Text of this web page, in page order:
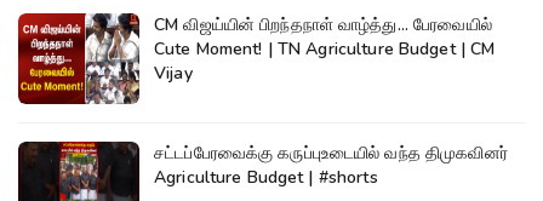
CM விஜய்யின் பிறந்தநாள் வாழ்த்து... பேரவையில்
Cute Moment! | TN Agriculture Budget | CM
Vijay
சட்டப்பேரவைக்கு கருப்புஉடையில் வந்த திமுகவினர்
Agriculture Budget | #shorts